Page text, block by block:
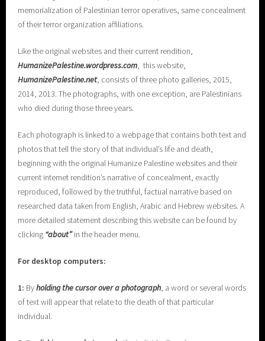
memorialization of Palestinian terror operatives, same concealment
of their terror organization affiliations.
Like the original websites and their current rendition,
HumanizePalestine.wordpress.com, this website,
HumanizePalestine.net, consists of three photo galleries, 2015,
2014, 2013. The photographs, with one exception, are Palestinians
who died during those three years.
Each photograph is linked to a webpage that contains both text and
photos that tell the story of that individual’s life and death,
beginning with the original Humanize Palestine websites and their
current internet rendition’s narrative of concealment, exactly
reproduced, followed by the truthful, factual narrative based on
researched data taken from English, Arabic and Hebrew websites. A
more detailed statement describing this website can be found by
clicking “about”in the header menu.
For desktop computers:
1: Byholding the cursor over a photograph, a word or several words
of text will appear that relate to the death of that particular
individual.